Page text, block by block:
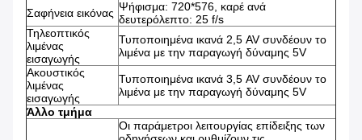
Σαφήνεια εικόνας Ψήφισμα: 720*576, καρέ ανά
δευτερόλεπτο: 25 f/s
Τηλεοπτικός
λιμένας
εισαγωγής
Τυποποιημένα ικανά 2,5 AV συνδέουν το
λιμένα με την παραγωγή δύναμης 5V
Ακουστικός
λιμένας
εισαγωγής
Τυποποιημένα ικανά 3,5 AV συνδέουν το
λιμένα με την παραγωγή δύναμης 5V
Άλλο τμήμα
Οι παράμετροι λειτουργίας επίδειξης των